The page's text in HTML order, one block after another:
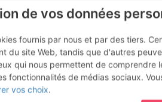
l'Aiguille
de vos données
fournis par nous et par des tiers.
du site Web, tandis que d'autres
qui nous permettent de comprendre
fonctionnalités de médias sociaux.
vos choix.